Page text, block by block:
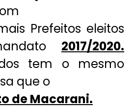
Prefeitos eleitos
2017/2020.
tem o mesmo
que o
de Macarani.